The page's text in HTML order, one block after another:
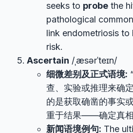
seeks to probe the
pathological
link endometriosis to
risk.
Ascertain /ˌæsərˈteɪn/
细微差别及正式语境:
查、实验或推理来确
的是获取确凿的事实
重于结果——确定真相
新闻语境例句: The